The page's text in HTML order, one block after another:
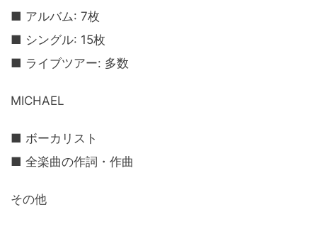
■ アルバム: 7枚
■ シングル: 15枚
■ ライブツアー: 多数
MICHAEL
■ ボーカリスト
■ 全楽曲の作詞・作曲
その他